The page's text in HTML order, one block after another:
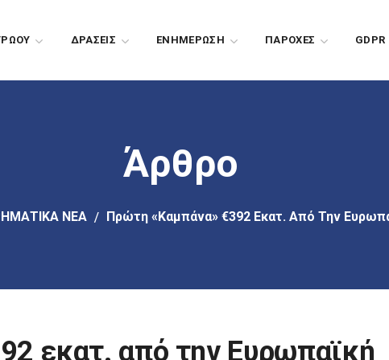
ΔΡΑΣΕΙΣ EΝΗΜΕΡΩΣΗ ΠΑΡΟΧΕΣ GDPR
Άρθρο
ΝΕΑ Πρώτη «καμπάνα» €392 Εκατ. Από Την
εκατ. από την Ευρωπαϊκή